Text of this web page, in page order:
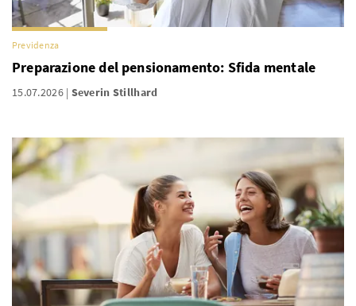
Previdenza
Preparazione del pensionamento: Sfida mentale
15.07.2026 Severin Stillhard